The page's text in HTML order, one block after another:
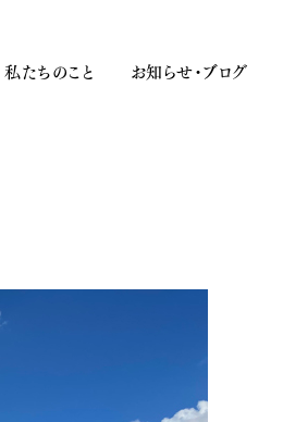
私たちのこと お知らせ・ブログ